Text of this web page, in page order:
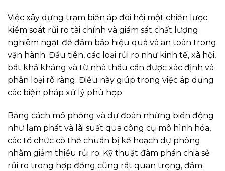
Việc xây dựng trạm biến áp đòi hỏi một chiến lược
kiểm soát rủi ro tài chính và giám sát chất lượng
nghiêm ngặt để đảm bảo hiệu quả và an toàn trong
vận hành. Đầu tiên, các loại rủi ro như kinh tế, xã hội,
bất khả kháng và từ nhà thầu cần được xác định và
phân loại rõ ràng. Điều này giúp trong việc áp dụng
các biện pháp xử lý phù hợp.
Bằng cách mô phỏng và dự đoán những biến động
như lạm phát và lãi suất qua công cụ mô hình hóa,
các tổ chức có thể chuẩn bị kế hoạch dự phòng
nhằm giảm thiểu rủi ro. Kỹ thuật đàm phán chia sẻ
rủi ro trong hợp đồng cũng rất quan trọng, đảm